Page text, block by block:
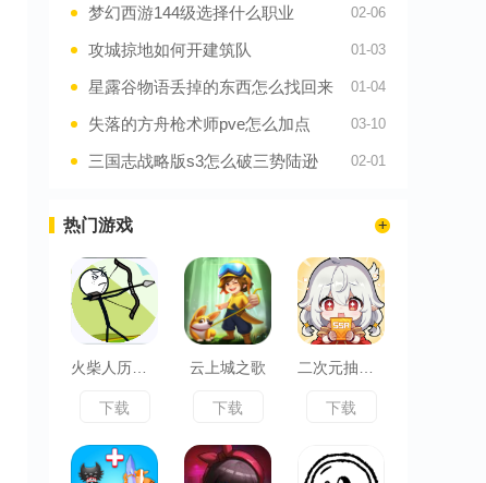
梦幻西游144级选择什么职业 02-06
攻城掠地如何开建筑队 01-03
星露谷物语丢掉的东西怎么找回来 01-04
失落的方舟枪术师pve怎么加点 03-10
三国志战略版s3怎么破三势陆逊 02-01
热门游戏
下载
云上城之歌
下载 下载